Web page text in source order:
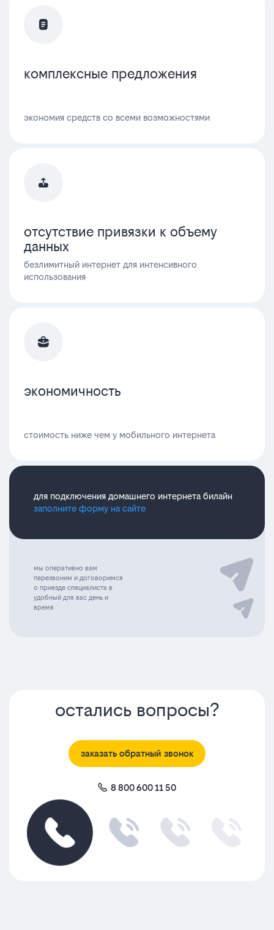
комплексные предложения
экономия средств со всеми возможностями
отсутствие привязки к объему
данных
безлимитный интернет для интенсивного
использования
экономичность
стоимость ниже чем у мобильного интернета
для подключения домашнего интернета билайн
заполните форму на сайте
мы оперативно вам
перезвоним и договоримся
о приезде специалиста в
удобный для вас день и
время
остались вопросы?
заказать обратный звонок
8 800 600 11 50